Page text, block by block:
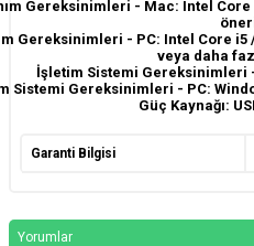
Gereksinimleri - Mac: Intel Core
Gereksinimleri - PC: Intel Core i5
veya daha
İşletim Sistemi Gereksinimleri
Sistemi Gereksinimleri - PC:
Güç Kaynağı:
Garanti Bilgisi
Yorumlar